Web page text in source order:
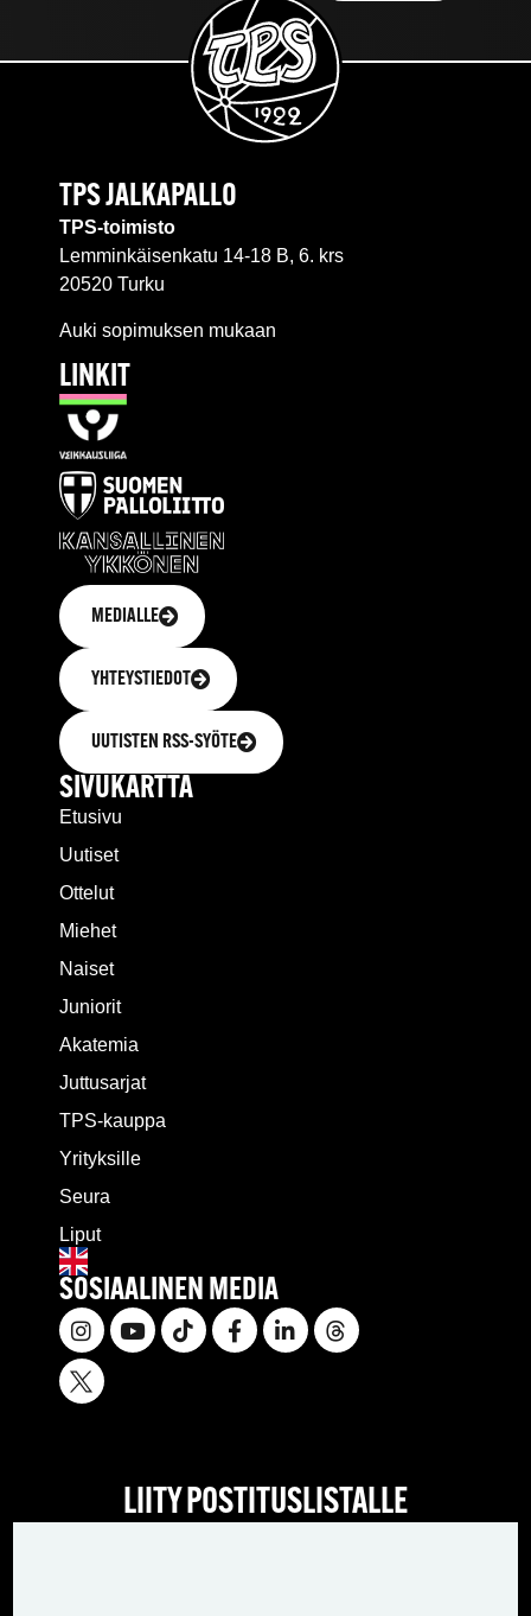
TPS JALKAPALLO
TPS-toimisto
Lemminkäisenkatu 14-18 B, 6. krs
20520 Turku
Auki sopimuksen mukaan
LINKIT
MEDIALLE
YHTEYSTIEDOT
UUTISTEN RSS-SYÖTE
SIVUKARTTA
Etusivu
Uutiset
Ottelut
Miehet
Naiset
Juniorit
Akatemia
Juttusarjat
TPS-kauppa
Yrityksille
Seura
Liput
SOSIAALINEN MEDIA
LIITY POSTITUSLISTALLE